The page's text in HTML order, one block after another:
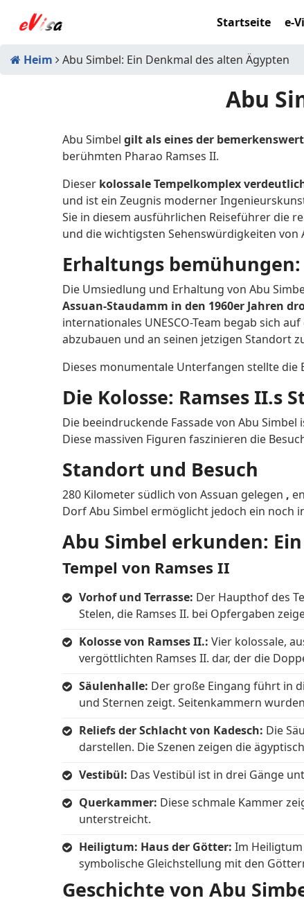
Startseite e-
Heim Abu Simbel: Ein Denkmal des alten Ägypten
Abu
Abu Simbel gilt als eines der
berühmten Pharao Ramses II.
Dieser kolossale Tempelkomplex
und ist ein Zeugnis moderner
Sie in diesem ausführlichen Reiseführer die
und die wichtigsten Sehenswürdigkeiten von
Erhaltungs
Die Umsiedlung und Erhaltung von Abu
Assuan-Staudamm in den 1960er Jahren
internationales UNESCO-Team begab sich
abzubauen und an seinen jetzigen Standort
Dieses monumentale Unterfangen stellte die
Die Kolosse: Ramses II.s
Die beeindruckende Fassade von Abu
Diese massiven Figuren faszinieren die
Standort und Besuch
280 Kilometer südlich von Assuan gelegen ,
Dorf Abu Simbel ermöglicht jedoch ein noch
Abu Simbel erkunden:
Tempel von Ramses II
Vorhof und Terrasse: Der Haupthof des
Stelen, die Ramses II. bei Opfergaben
Kolosse von Ramses II.: Vier kolossale,
vergöttlichten Ramses II. dar, der die
Säulenhalle: Der große Eingang führt in
und Sternen zeigt. Seitenkammern
Reliefs der Schlacht von Kadesch: Die
darstellen. Die Szenen zeigen die
Vestibül: Das Vestibül ist in drei Gänge
Querkammer: Diese schmale Kammer
unterstreicht.
Heiligtum: Haus der Götter: Im
symbolische Gleichstellung mit den
Geschichte von Abu